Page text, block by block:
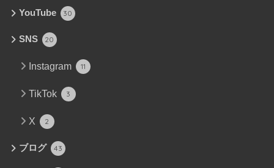
YouTube 30
SNS 20
Instagram 11
TikTok 3
X 2
ブログ 43